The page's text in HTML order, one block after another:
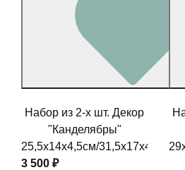
Набор из 2-х шт. Декор
"Канделябры"
25,5x14x4,5см/31,5x17x4,8см
3 500 ₽